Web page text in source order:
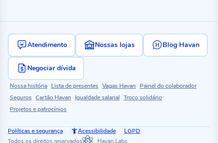
Atendimento Nossas lojas Blog Havan
Negociar dívida
Nossa história Lista de presentes Vagas Havan
Painel do colaborador
Seguros Cartão Havan Igualdade salarial Troco solidário
Projetos e patrocínios
Políticas e segurança Acessibilidade
LGPD
Todos os direitos reservados
Havan Labs